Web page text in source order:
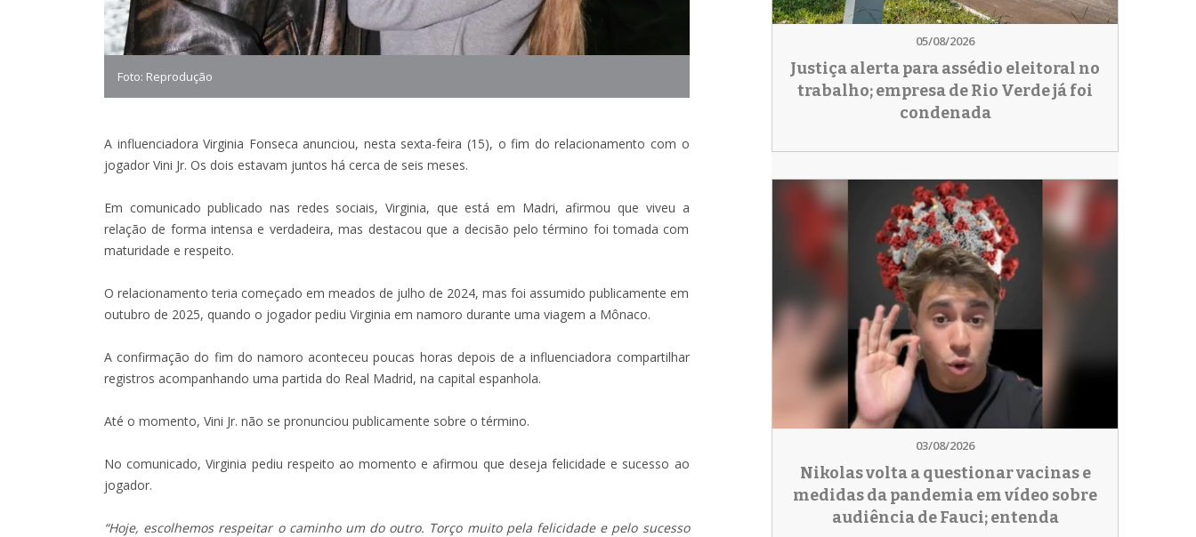
Foto: Reprodução
A influenciadora Virginia Fonseca anunciou, nesta sexta-feira (15), o fim do relacionamento com o
jogador Vini Jr. Os dois estavam juntos há cerca de seis meses.
Em comunicado publicado nas redes sociais, Virginia, que está em Madri, afirmou que viveu a
relação de forma intensa e verdadeira, mas destacou que a decisão pelo término foi tomada com
maturidade e respeito.
O relacionamento teria começado em meados de julho de 2024, mas foi assumido publicamente em
outubro de 2025, quando o jogador pediu Virginia em namoro durante uma viagem a Mônaco.
A confirmação do fim do namoro aconteceu poucas horas depois de a influenciadora compartilhar
registros acompanhando uma partida do Real Madrid, na capital espanhola.
Até o momento, Vini Jr. não se pronunciou publicamente sobre o término.
No comunicado, Virginia pediu respeito ao momento e afirmou que deseja felicidade e sucesso ao
jogador.
“Hoje, escolhemos respeitar o caminho um do outro. Torço muito pela felicidade e pelo sucesso
05/08/2026
Justiça alerta para assédio eleitoral no
trabalho; empresa de Rio Verde já foi
condenada
03/08/2026
Nikolas volta a questionar vacinas e
medidas da pandemia em vídeo sobre
audiência de Fauci; entenda